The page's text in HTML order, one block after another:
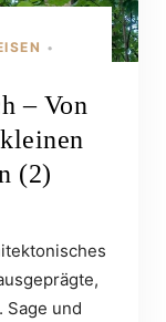
•
– Von
(2)
und